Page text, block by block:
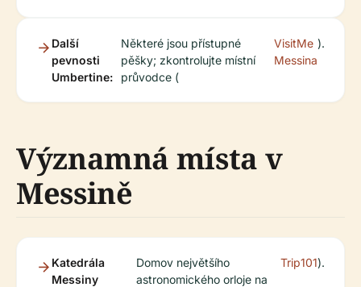
Další
pevnosti
Umbertine:
Některé jsou přístupné
pěšky; zkontrolujte místní
průvodce (
VisitMe
Messina
).
Významná místa v
Messině
Katedrála
Messiny
Domov největšího
astronomického orloje na
Trip101).